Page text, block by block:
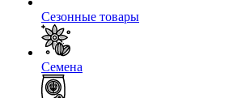
Сезонные товары
Семена